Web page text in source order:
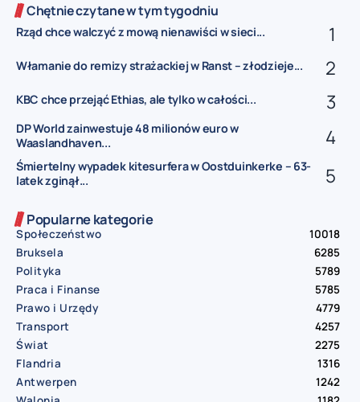
Chętnie czytane w tym tygodniu
Rząd chce walczyć z mową nienawiści w sieci...
Włamanie do remizy strażackiej w Ranst – złodzieje...
KBC chce przejąć Ethias, ale tylko w całości...
DP World zainwestuje 48 milionów euro w
Waaslandhaven...
Śmiertelny wypadek kitesurfera w Oostduinkerke – 63-
latek zginął...
Popularne kategorie
Społeczeństwo
10018
Bruksela
6285
Polityka
5789
Praca i Finanse
5785
Prawo i Urzędy
4779
Transport
4257
Świat
2275
Flandria
1316
Antwerpen
1242